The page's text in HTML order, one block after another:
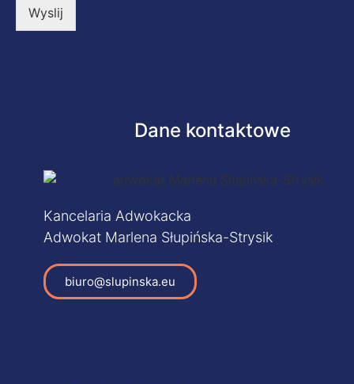
Wyslij
Dane kontaktowe
Kancelaria Adwokacka
Adwokat Marlena Słupińska-Strysik
biuro@slupinska.eu